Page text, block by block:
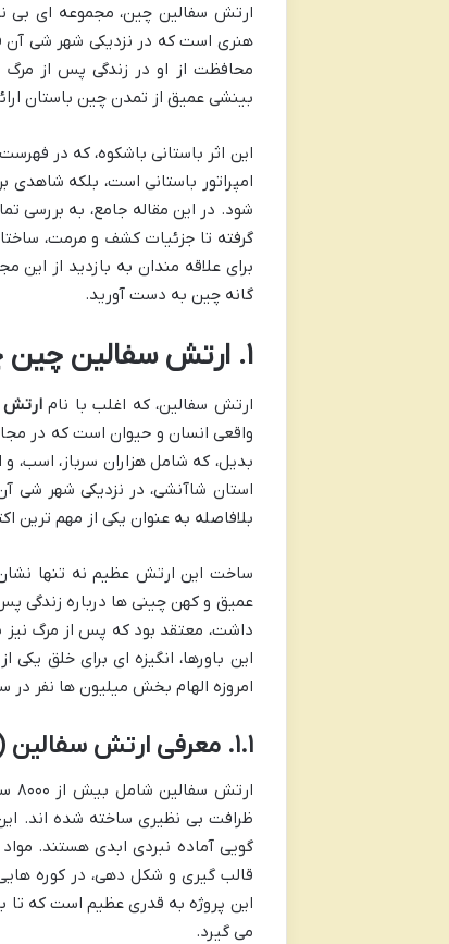
ارتش سفالین چین، مجموعه ای بی
هنری است که در نزدیکی شهر شی آن
محافظت از او در زندگی پس از
بینشی عمیق از تمدن چین باستان
این اثر باستانی باشکوه، که در
امپراتور باستانی است، بلکه
شود. در این مقاله جامع، به بررسی
گرفته تا جزئیات کشف و مرمت،
برای علاقه مندان به بازدید از
گانه چین به دست آورید.
۱. ارتش سفالین چین چیست و چرا ساخته شد؟
ارتش سفالین، که اغلب با نامارتش
واقعی انسان و حیوان است که در
استان شاآنشی، در نزدیکی شهر
بلافاصله به عنوان یکی از مهم
ساخت این ارتش عظیم نه تنها نشان
عمیق و کهن چینی ها درباره زندگی
داشت، معتقد بود که پس از مرگ نیز
این باورها، انگیزه ای برای خلق
امروزه الهام بخش میلیون ها نفر در
۱.۱. معرفی ارتش سفالین (تراکوتا): ماهیت و مقیاس
ظرافت بی نظیری ساخته شده اند.
گویی آماده نبردی ابدی هستند.
قالب گیری و شکل دهی، در کوره
این پروژه به قدری عظیم است که تا
می گیرد.